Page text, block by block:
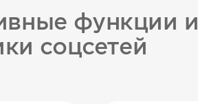
функции и
соцсетей